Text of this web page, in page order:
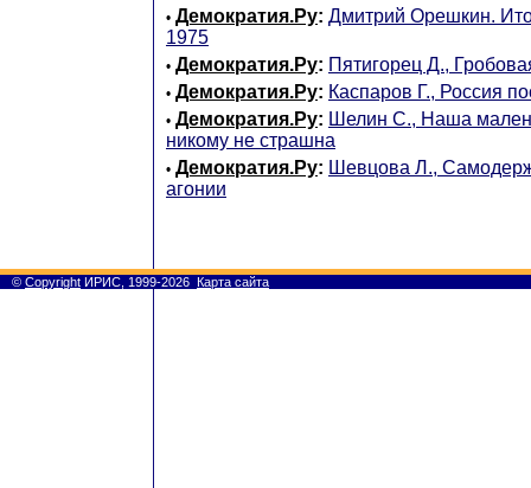
• Демократия.Ру: Дмитрий Орешкин.
1975
• Демократия.Ру: Пятигорец Д.,
• Демократия.Ру: Каспаров Г., Россия
• Демократия.Ру: Шелин С., Наша
никому не страшна
• Демократия.Ру: Шевцова Л.,
агонии
© Copyright ИРИС, 1999-2026 Карта сайта